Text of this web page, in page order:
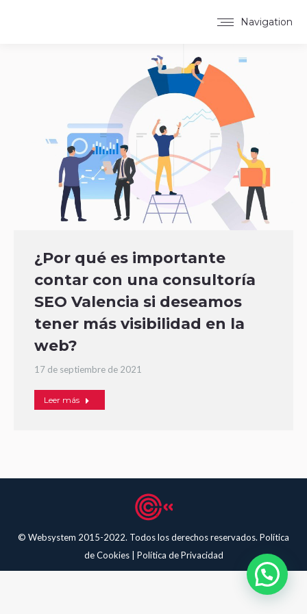
Navigation
¿Por qué es importante
contar con una consultoría
SEO Valencia si deseamos
tener más visibilidad en la
web?
17 de septiembre de 2021
Leer más
© Websystem 2015-2022. Todos los derechos reservados. Política
de Cookies
Política de Privacidad